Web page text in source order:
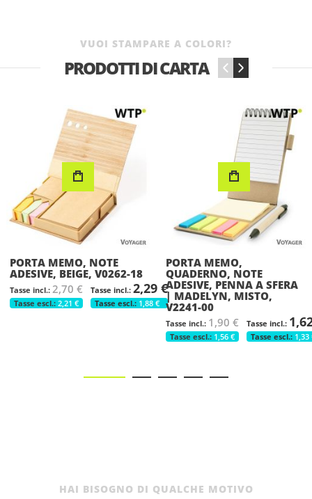
VUOI STAMPARE A COLORI?
PRODOTTI DI CARTA ‹ ›
€
PORTA MEMO,
QUADERNO, NOTE
ADESIVE, PENNA A SFERA
| MADELYN, MISTO,
V2241-00
1,62 €
PORTAPENNE, NOTE
ADESIVE, RIGHELLO,
MARRONE, V2496-16
0,72 €
HAI BISOGNO DI QUALCHE MOTIVO